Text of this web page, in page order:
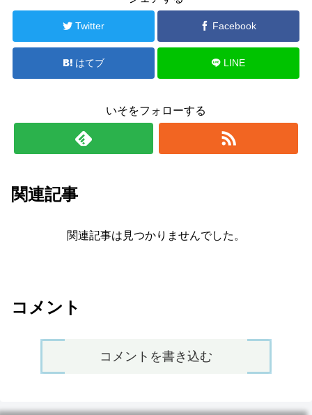
Twitter Facebook
はてブ LINE
いそをフォローする
関連記事
関連記事は見つかりませんでした。
コメント
コメントを書き込む